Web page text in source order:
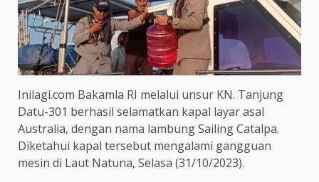
Inilagi.com Bakamla RI melalui unsur KN. Tanjung
Datu-301 berhasil selamatkan kapal layar asal
Australia, dengan nama lambung Sailing Catalpa.
Diketahui kapal tersebut mengalami gangguan
mesin di Laut Natuna, Selasa (31/10/2023).